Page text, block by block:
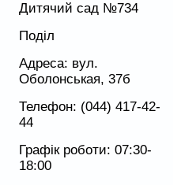
Дитячий сад №734
Поділ
Адреса: вул.
Оболонськая, 37б
Телефон: (044) 417-42-
44
Графік роботи: 07:30-
18:00